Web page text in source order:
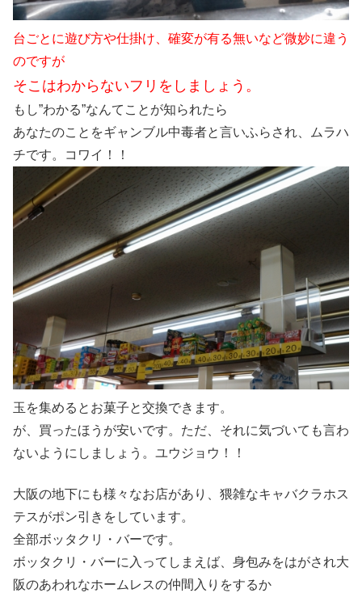
台ごとに遊び方や仕掛け、確変が有る無いなど微妙に違う
のですが
そこはわからないフリをしましょう。
もし”わかる”なんてことが知られたら
あなたのことをギャンブル中毒者と言いふらされ、ムラハ
チです。コワイ！！
玉を集めるとお菓子と交換できます。
が、買ったほうが安いです。ただ、それに気づいても言わ
ないようにしましょう。ユウジョウ！！
大阪の地下にも様々なお店があり、猥雑なキャバクラホス
テスがポン引きをしています。
全部ボッタクリ・バーです。
ボッタクリ・バーに入ってしまえば、身包みをはがされ大
阪のあわれなホームレスの仲間入りをするか